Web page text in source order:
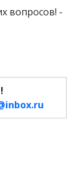
вопросов! -